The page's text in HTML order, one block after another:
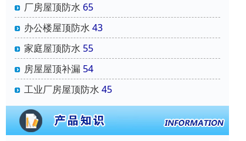
厂房屋顶防水 65
办公楼屋顶防水 43
家庭屋顶防水 55
房屋屋顶补漏 54
工业厂房屋顶防水 45